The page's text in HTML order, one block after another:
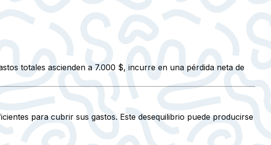
totales ascienden a 7.000 $, incurre en una pérdida neta de
para cubrir sus gastos. Este desequilibrio puede producirse